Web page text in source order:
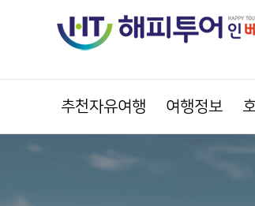
추천자유여행 여행정보